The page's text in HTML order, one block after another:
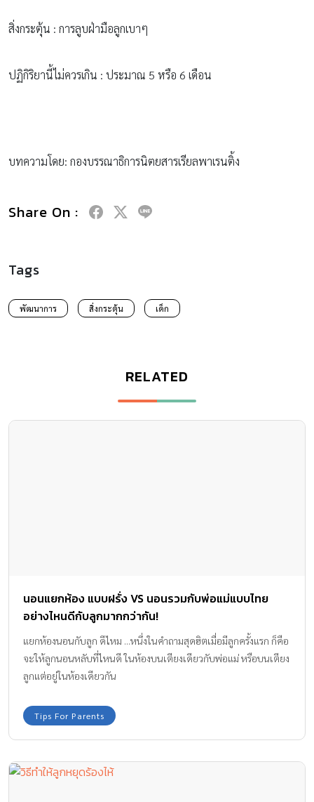
สิ่งกระตุ้น : การลูบฝ่ามือลูกเบาๆ
ปฏิกิริยานี้ไม่ควรเกิน : ประมาณ 5 หรือ 6 เดือน
บทความโดย: กองบรรณาธิการนิตยสารเรียลพาเรนติ้ง
Share On :
Tags
พัฒนาการ สิ่งกระตุ้น เด็ก
RELATED
นอนแยกห้อง แบบฝรั่ง VS นอนรวมกับพ่อแม่แบบไทย
อย่างไหนดีกับลูกมากกว่ากัน!
แยกห้องนอนกับลูก ดีไหม ...หนึ่งในคำถามสุดฮิตเมื่อมีลูกครั้งแรก ก็คือ
จะให้ลูกนอนหลับที่ไหนดี ในห้องบนเตียงเดียวกับพ่อแม่ หรือบนเตียง
ลูกแต่อยู่ในห้องเดียวกัน
Tips For Parents